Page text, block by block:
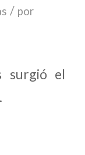
/ por
surgió el